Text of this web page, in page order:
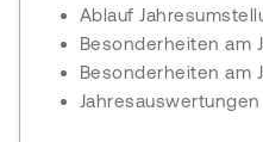
Ablauf
Besonderheiten am
Besonderheiten am
Jahresauswertungen